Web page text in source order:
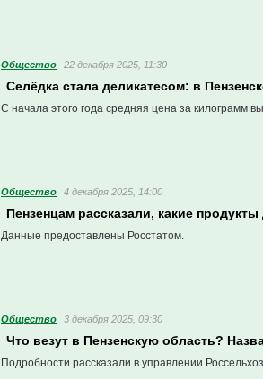
Общество 22 декабря 2025, 11:30
Селёдка стала деликатесом: в
С начала этого года средняя цена за килограмм
Общество 4 декабря 2025, 14:00
Пензенцам рассказали, какие
Данные предоставлены Росстатом.
Общество 3 декабря 2025, 09:30
Что везут в Пензенскую область?
Подробности рассказали в управлении